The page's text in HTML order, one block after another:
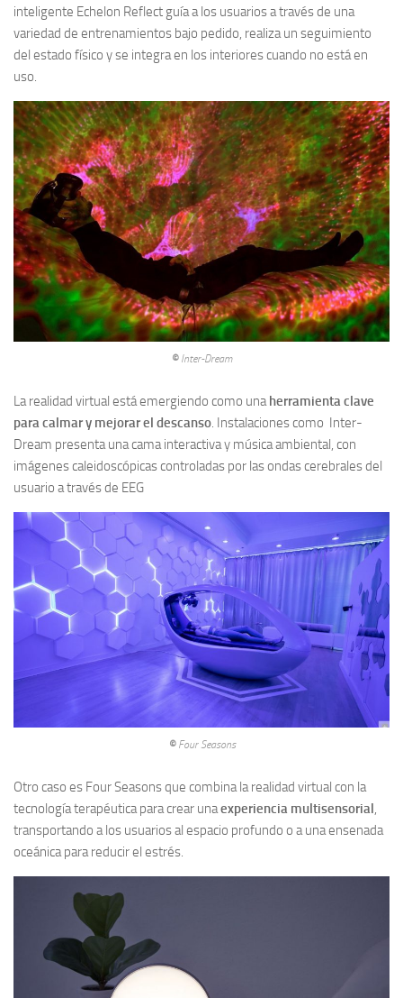
inteligente Echelon Reflect guía a los usuarios a través de una
variedad de entrenamientos bajo pedido, realiza un seguimiento
del estado físico y se integra en los interiores cuando no está en
uso.
©Inter-Dream
La realidad virtual está emergiendo como unaherramienta clave
para calmar y mejorar el descanso. Instalaciones como Inter-
Dream presenta una cama interactiva y música ambiental, con
imágenes caleidoscópicas controladas por las ondas cerebrales del
usuario a través de EEG
©Four Seasons
Otro caso es Four Seasons que combina la realidad virtual con la
tecnología terapéutica para crear unaexperiencia multisensorial,
transportando a los usuarios al espacio profundo o a una ensenada
oceánica para reducir el estrés.